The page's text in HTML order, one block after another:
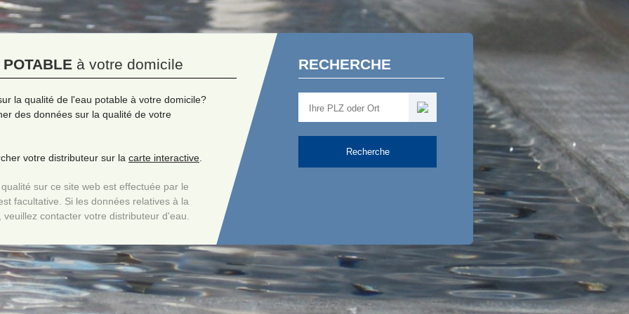
à votre domicile
la qualité de l'eau potable à votre domicile?
des données sur la qualité de votre
votre distributeur sur la carte interactive.
sur ce site web est effectuée par le
facultative. Si les données relatives à la
contacter votre distributeur d'eau.
RECHERCHE
Recherche